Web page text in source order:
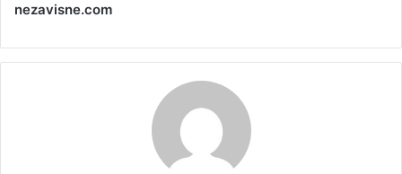
nezavisne.com